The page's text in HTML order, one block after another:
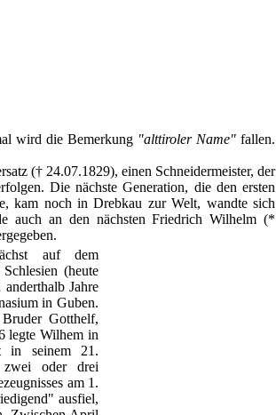
wird die Bemerkung "alttiroler Name"fallen.
(† 24.07.1829), einen Schneidermeister, der
Die nächste Generation, die den ersten
kam noch in Drebkau zur Welt, wandte sich
auch an den nächsten Friedrich Wilhelm (*
auf dem
(heute
Jahre
in Guben.
Gotthelf,
legte Wilhem in
in seinem 21.
zwei oder drei
am 1.
ausfiel,